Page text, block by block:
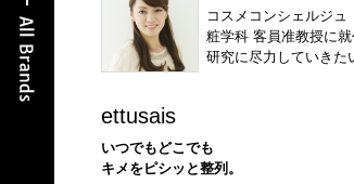
コスメコンシェルジュ
粧学科 客員准教授に
研究に尽力していきた
ettusais
いつでもどこでも
キメをピシッと整列。